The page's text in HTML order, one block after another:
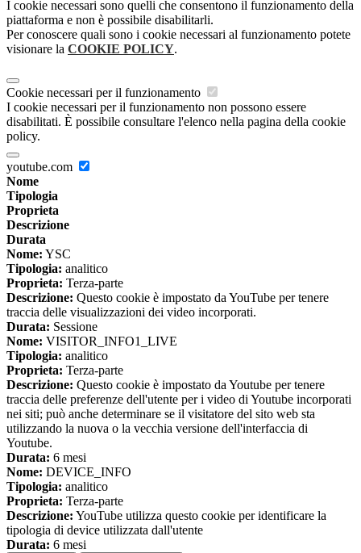
I cookie necessari sono quelli che consentono il funzionamento della
piattaforma e non è possibile disabilitarli.
Per conoscere quali sono i cookie necessari al funzionamento potete
visionare la COOKIE POLICY.
Cookie necessari per il funzionamento
I cookie necessari per il funzionamento non possono essere
disabilitati. È possibile consultare l'elenco nella pagina della cookie
policy.
youtube.com
Nome
Tipologia
Proprieta
Descrizione
Durata
Nome: YSC
Tipologia: analitico
Proprieta: Terza-parte
Descrizione: Questo cookie è impostato da YouTube per tenere
traccia delle visualizzazioni dei video incorporati.
Durata: Sessione
Nome: VISITOR_INFO1_LIVE
Tipologia: analitico
Proprieta: Terza-parte
Descrizione: Questo cookie è impostato da Youtube per tenere
traccia delle preferenze dell'utente per i video di Youtube incorporati
nei siti; può anche determinare se il visitatore del sito web sta
utilizzando la nuova o la vecchia versione dell'interfaccia di
Youtube.
Durata: 6 mesi
Nome: DEVICE_INFO
Tipologia: analitico
Proprieta: Terza-parte
Descrizione: YouTube utilizza questo cookie per identificare la
tipologia di device utilizzata dall'utente
Durata: 6 mesi